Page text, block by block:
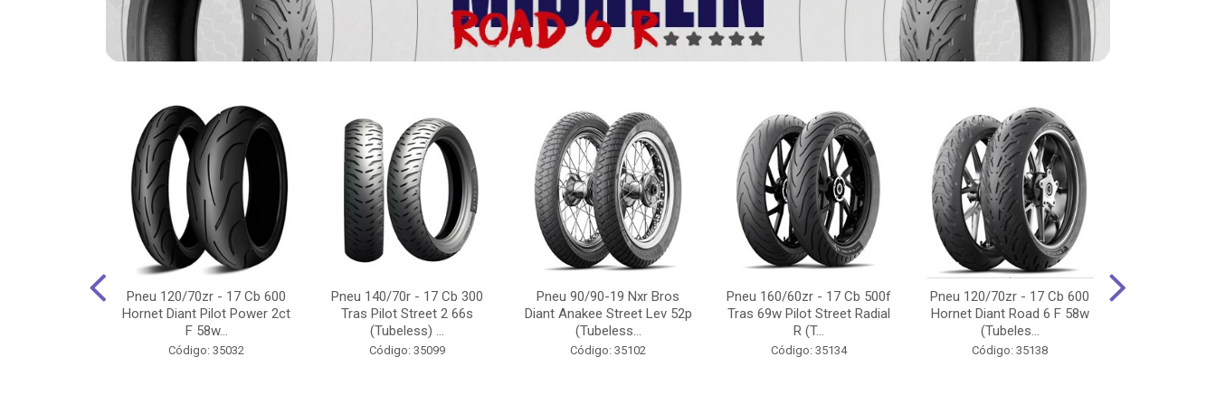
Pneu 120/70zr - 17 Cb 600
Hornet Diant Pilot Power 2ct
F 58w...
Código: 35032
Pneu 140/70r - 17 Cb 300
Tras Pilot Street 2 66s
(Tubeless) ...
Código: 35099
Pneu 90/90-19 Nxr Bros
Diant Anakee Street Lev 52p
(Tubeless...
Código: 35102
Pneu 160/60zr - 17 Cb 500f
Tras 69w Pilot Street Radial
R (T...
Código: 35134
Pneu 120/70zr - 17 Cb 600
Hornet Diant Road 6 F 58w
(Tubeles...
Código: 35138